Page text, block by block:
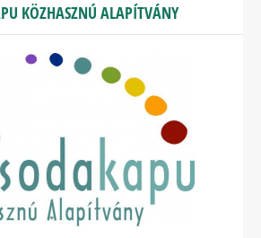
KÖZHASZNÚ ALAPÍTVÁNY